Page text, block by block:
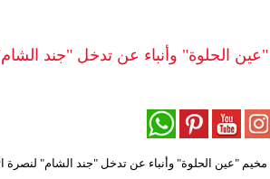
الحلوة" وأنباء عن تدخل "جند